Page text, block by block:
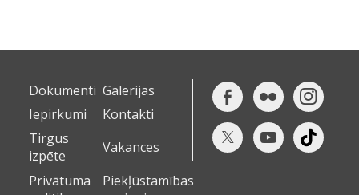
Dokumenti Galerijas
Iepirkumi
Kontakti
Tirgus
izpēte
Vakances
Privātuma
Piekļūstamības